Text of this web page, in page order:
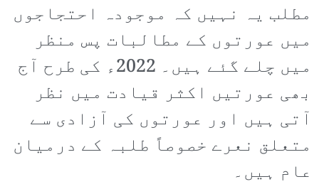
مطلب یہ نہیں کہ موجودہ احتجاجوں
میں عورتوں کے مطالبات پس منظر
میں چلے گئے ہیں۔ 2022ء کی طرح آج
بھی عورتیں اکثر قیادت میں نظر
آتی ہیں اور عورتوں کی آزادی سے
متعلق نعرے خصوصاً طلبہ کے درمیان
عام ہیں۔